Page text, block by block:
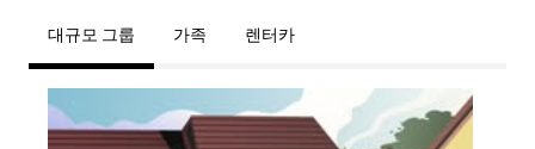
대규모 그룹 가족 렌터카